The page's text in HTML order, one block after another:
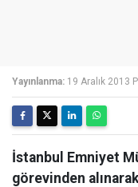
Yayınlanma: 19 Aralık 2013
İstanbul Emniyet
görevinden